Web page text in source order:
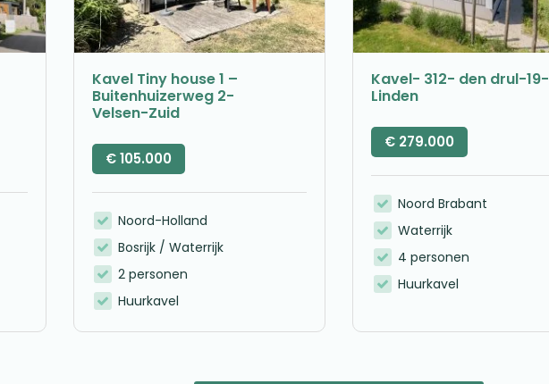
Kavel Tiny house 1 –
Buitenhuizerweg 2-
Velsen-Zuid
€105.000
Noord-Holland
Bosrijk / Waterrijk
2 personen
Huurkavel
Kavel- 312- den drul-19-
Linden
€ 279.000
Noord Brabant
Waterrijk
4 personen
Huurkavel